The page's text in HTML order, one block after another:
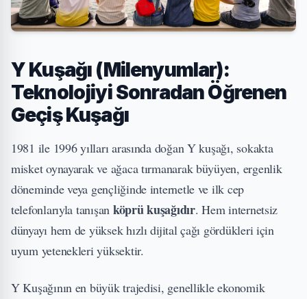
Y Kuşağı (Milenyumlar):
Teknolojiyi Sonradan Öğrenen
Geçiş Kuşağı
1981 ile 1996 yılları arasında doğan Y kuşağı, sokakta
misket oynayarak ve ağaca tırmanarak büyüyen, ergenlik
döneminde veya gençliğinde internetle ve ilk cep
telefonlarıyla tanışan köprü kuşağıdır. Hem internetsiz
dünyayı hem de yüksek hızlı dijital çağı gördükleri için
uyum yetenekleri yüksektir.
Y Kuşağının en büyük trajedisi, genellikle ekonomik